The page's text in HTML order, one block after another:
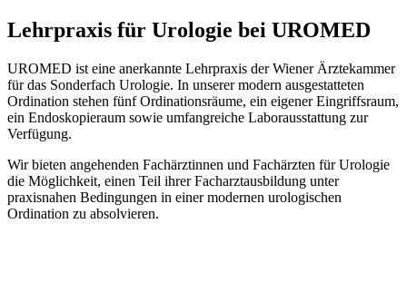
Lehrpraxis für Urologie bei UROMED
UROMED ist eine anerkannte Lehrpraxis der Wiener Ärztekammer
für das Sonderfach Urologie. In unserer modern ausgestatteten
Ordination stehen fünf Ordinationsräume, ein eigener Eingriffsraum,
ein Endoskopieraum sowie umfangreiche Laborausstattung zur
Verfügung.
Wir bieten angehenden Fachärztinnen und Fachärzten für Urologie
die Möglichkeit, einen Teil ihrer Facharztausbildung unter
praxisnahen Bedingungen in einer modernen urologischen
Ordination zu absolvieren.